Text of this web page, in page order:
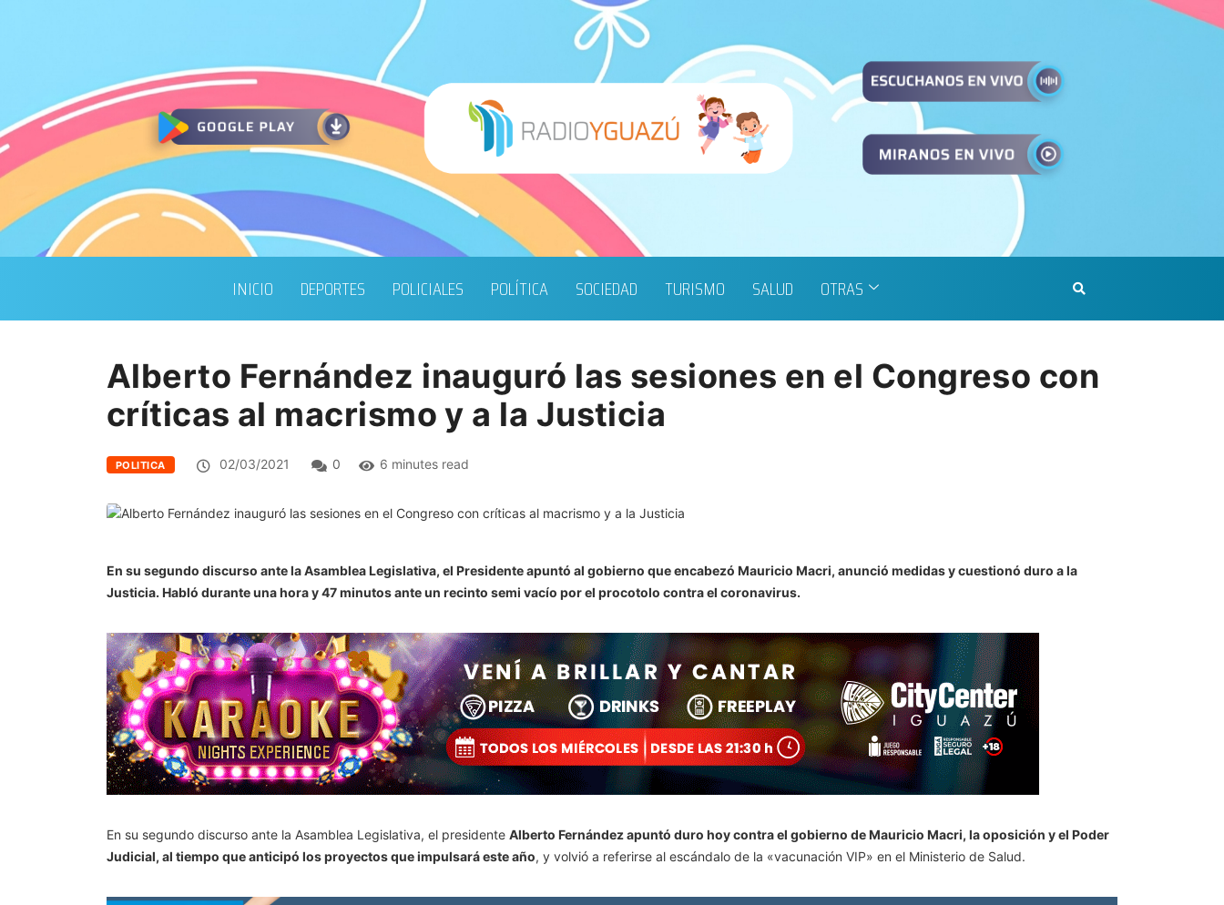
INICIO DEPORTES POLICIALES POLÍTICA SOCIEDAD TURISMO SALUD OTRAS
Alberto Fernández inauguró las sesiones en el Congreso con
críticas al macrismo y a la Justicia
POLITICA 02/03/2021 0 6 minutes read
En su segundo discurso ante la Asamblea Legislativa, el Presidente apuntó al gobierno que encabezó Mauricio Macri, anunció medidas y cuestionó duro a la
Justicia. Habló durante una hora y 47 minutos ante un recinto semi vacío por el procotolo contra el coronavirus.
En su segundo discurso ante la Asamblea Legislativa, el presidente Alberto Fernández apuntó duro hoy contra el gobierno de Mauricio Macri, la oposición y el Poder
Judicial, al tiempo que anticipó los proyectos que impulsará este año, y volvió a referirse al escándalo de la «vacunación VIP» en el Ministerio de Salud.